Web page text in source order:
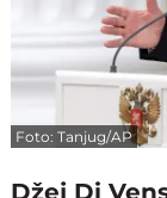
Foto: Tanjug/AP
Džej Di